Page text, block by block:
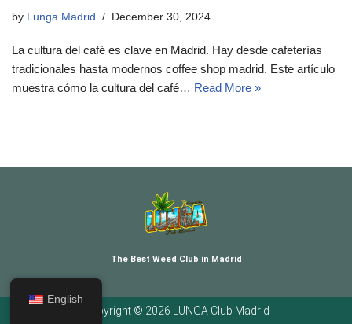
by Lunga Madrid December 30, 2024
La cultura del café es clave en Madrid. Hay desde cafeterías
tradicionales hasta modernos coffee shop madrid. Este artículo
muestra cómo la cultura del café… Read More »
The Best Weed Club in Madrid
Copyright © 2026 LUNGA Club Madrid
English